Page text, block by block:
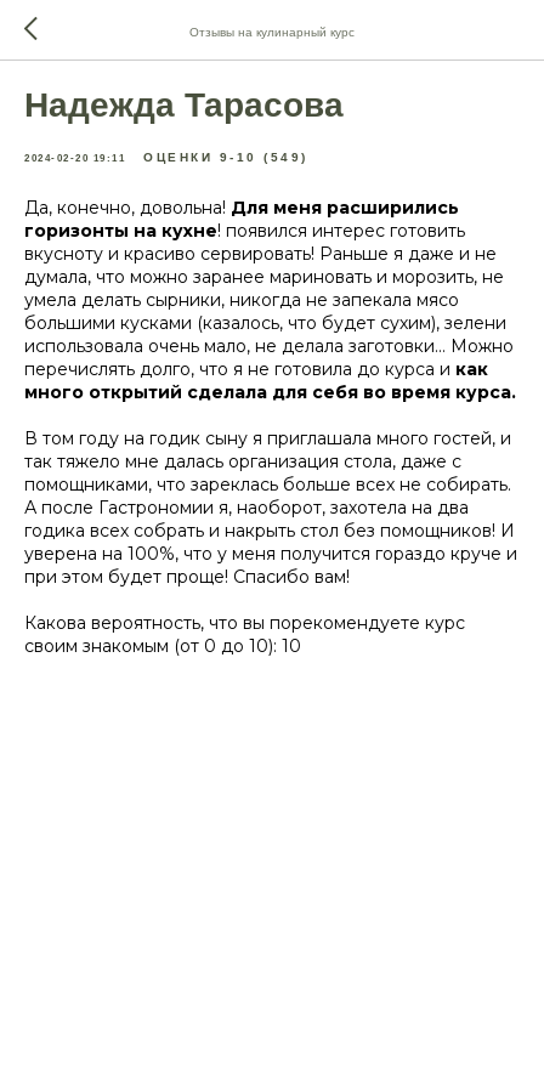
Отзывы на кулинарный курс
Надежда Тарасова
2024-02-20 19:11 ОЦЕНКИ 9-10 (549)
Да, конечно, довольна! Для меня расширились
горизонты на кухне! появился интерес готовить
вкусноту и красиво сервировать! Раньше я даже и не
думала, что можно заранее мариновать и морозить, не
умела делать сырники, никогда не запекала мясо
большими кусками (казалось, что будет сухим), зелени
использовала очень мало, не делала заготовки... Можно
перечислять долго, что я не готовила до курса и как
много открытий сделала для себя во время курса.
В том году на годик сыну я приглашала много гостей, и
так тяжело мне далась организация стола, даже с
помощниками, что зареклась больше всех не собирать.
А после Гастрономии я, наоборот, захотела на два
годика всех собрать и накрыть стол без помощников! И
уверена на 100%, что у меня получится гораздо круче и
при этом будет проще! Спасибо вам!
Какова вероятность, что вы порекомендуете курс
своим знакомым (от 0 до 10): 10